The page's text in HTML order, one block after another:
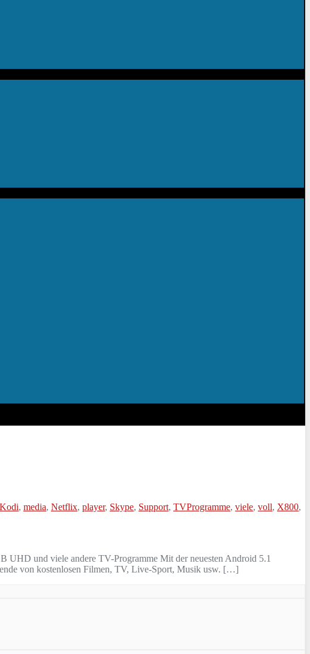
Kodi, media, Netflix, player, Skype, Support, TVProgramme, viele, voll, X800,
und viele andere TV-Programme Mit der neuesten Android 5.1
von kostenlosen Filmen, TV, Live-Sport, Musik usw. […]